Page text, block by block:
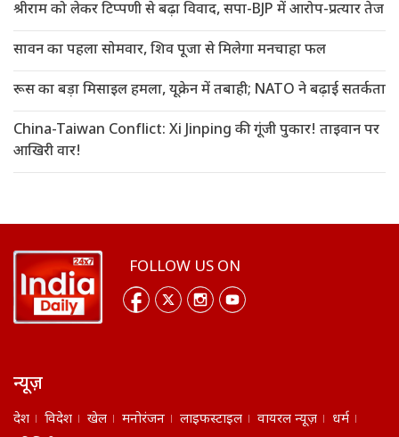
श्रीराम को लेकर टिप्पणी से बढ़ा विवाद, सपा-BJP में आरोप-प्रत्यार तेज
सावन का पहला सोमवार, शिव पूजा से मिलेगा मनचाहा फल
रूस का बड़ा मिसाइल हमला, यूक्रेन में तबाही; NATO ने बढ़ाई सतर्कता
China-Taiwan Conflict: Xi Jinping की गूंजी पुकार! ताइवान पर
आखिरी वार!
FOLLOW US ON
न्यूज़
देश विदेश खेल मनोरंजन लाइफस्टाइल वायरल न्यूज़
धर्म